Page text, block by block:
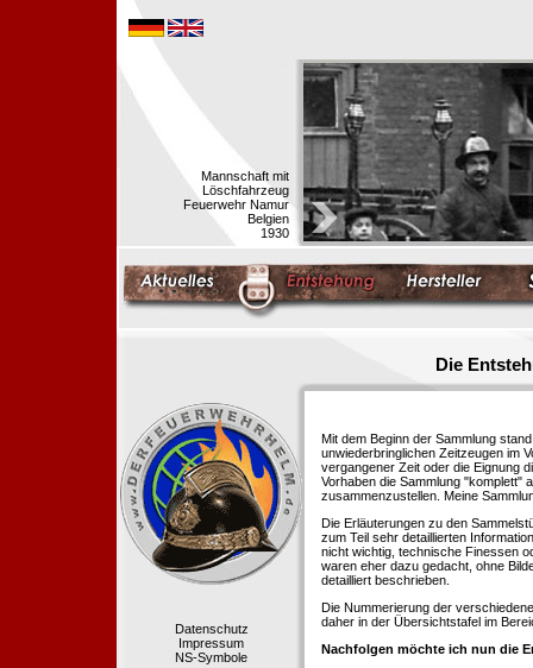
Mannschaft mit
Löschfahrzeug
Feuerwehr Namur
Belgien
1930
Die
Datenschutz
Impressum
NS-Symbole
Mit dem Beginn der Sammlung
unwiederbringlichen Zeitzeugen im
vergangener Zeit oder die Eignung
Vorhaben die Sammlung "komplett"
zusammenzustellen. Meine
Die Erläuterungen zu den
zum Teil sehr detaillierten
nicht wichtig, technische Finessen
waren eher dazu gedacht, ohne
detailliert beschrieben.
Die Nummerierung der
daher in der Übersichtstafel im
Nachfolgen möchte ich nun die